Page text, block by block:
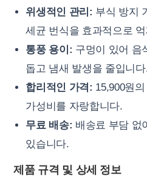
위생적인 관리: 부식 방지
세균 번식을 효과적으로
통풍 용이: 구멍이 있어 음
돕고 냄새 발생을 줄입니
합리적인 가격: 15,900원
가성비를 자랑합니다.
무료 배송: 배송료 부담 없
있습니다.
제품 규격 및 상세 정보